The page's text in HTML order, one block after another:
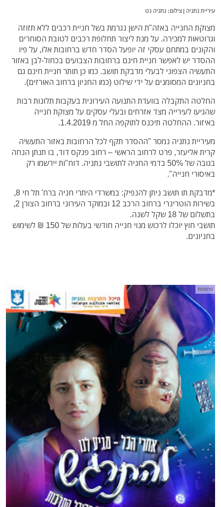
עיריית נתניה | צילום: נתניה נט
מצוקת החנייה באזה"ת הישן נגרמת בשל חניית רכבים ללא תזוזה
וגרוטאות למכירה. על מנת ליצור תחלופת רכבים לטובת הסוחרים
והקונים במתחם עסקי זה יופעל הסדר חדש ברחובות אלו, על פיו
ההסדר יש לאפשר חניית חינם ברחובות הצבועים בכחול-לבן באזור
התעשיה הצפוני לבעלי מדבקת תושב. כמו כן תותר חניית חינם גם
בחניונים המסומנים על ידי שילוט (כמו החניון ברחוב האורזים).
החלטה התקבלה בוועדת התנועה העירונית בעקבות תלונות רבות
שהגיעו לעירייה מצד אזרחים ובעלי עסקים על מצוקת חנייה
באיזור. ההחלטה תיכנס לתוקפה החל מ 1.4.2019.
מעיריית נתניה נמסר "ההסדר תקף לכל הרחובות באזור התעשיה
קרית אליעזר, פרט לרחוב הראשי – רחוב פנקס דוד, בו תנתן הנחה
בגובה של 50% בדמי החניה לתושבי נתניה. דוח"ות יירשמו רק
באיסורי חנייה".
*מדבקת תו תושב ניתן להנפיק: במשרדי היתרי חניה ברח' תל חי 8,
בשירות הוטרינרי ברחוב הרכב 12 ובמוקד העירוני ברחוב הצורן 2,
בתשלום של 18 שקל לשנה.
תושבי חוץ יוכלו לרכוש מנוי חנייה חודשי בעלות של 150 ₪ לשימוש
בחניונים.
פרסומת